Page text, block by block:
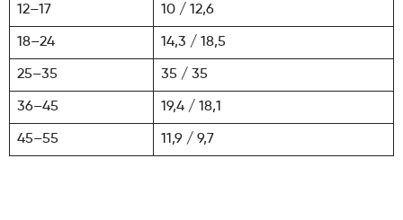
12–17 10 / 12,6
18–24 14,3 / 18,5
25–35 35 / 35
36–45 19,4 / 18,1
45–55 11,9 / 9,7